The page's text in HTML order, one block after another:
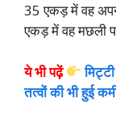
35 एकड़ में वह
एकड़ में वह मछली
ये भी पढ़ें
तत्वों की भी हुई